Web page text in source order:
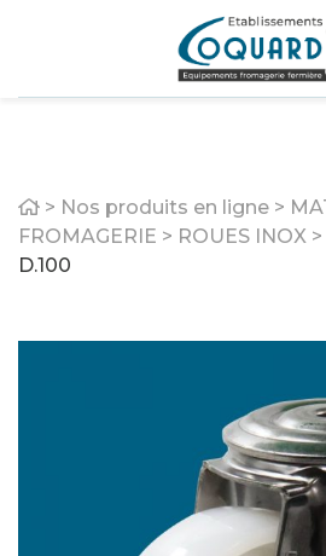
Home
> Nos produits en ligne >
FROMAGERIE > ROUES INOX >
D.100